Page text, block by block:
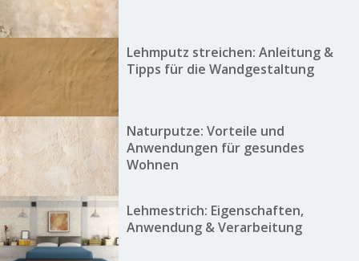
Lehmputz streichen: Anleitung &
Tipps für die Wandgestaltung
Naturputze: Vorteile und
Anwendungen für gesundes
Wohnen
Lehmestrich: Eigenschaften,
Anwendung & Verarbeitung